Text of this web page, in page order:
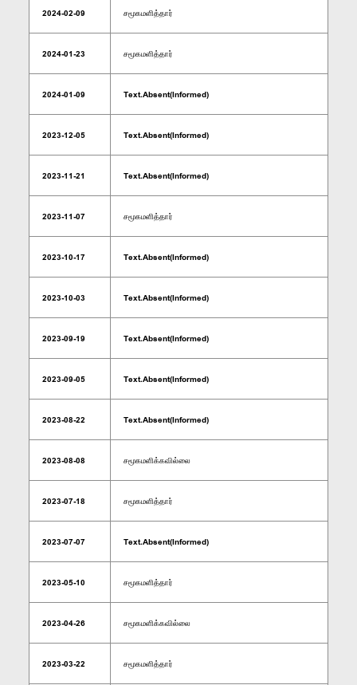
2024-02-09 சமூகமளித்தார்
2024-01-23 சமூகமளித்தார்
2024-01-09 Text.Absent(Informed)
2023-12-05 Text.Absent(Informed)
2023-11-21 Text.Absent(Informed)
2023-11-07 சமூகமளித்தார்
2023-10-17 Text.Absent(Informed)
2023-10-03 Text.Absent(Informed)
2023-09-19 Text.Absent(Informed)
2023-09-05 Text.Absent(Informed)
2023-08-22 Text.Absent(Informed)
2023-08-08 சமூகமளிக்கவில்லை
2023-07-18 சமூகமளித்தார்
2023-07-07 Text.Absent(Informed)
2023-05-10 சமூகமளித்தார்
2023-04-26 சமூகமளிக்கவில்லை
2023-03-22 சமூகமளித்தார்